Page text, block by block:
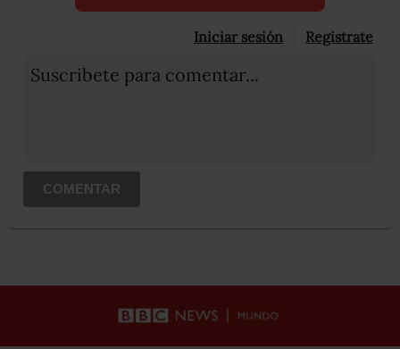
Iniciar sesión Registrate
Suscribete para comentar...
COMENTAR